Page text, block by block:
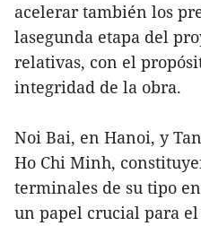
acelerar también los
lasegunda etapa del
relativas, con el
integridad de la obra.
Noi Bai, en Hanoi, y
Ho Chi Minh,
terminales de su tipo
un papel crucial para